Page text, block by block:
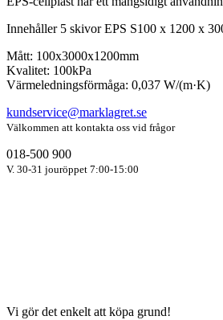
Innehåller 5 skivor EPS S100 x 1200 x
Mått: 100x3000x1200mm
Kvalitet: 100kPa
Värmeledningsförmåga: 0,037 W/(m·K)
kundservice@marklagret.se
Välkommen att kontakta oss vid frågor
018-500 900
V. 30-31 jouröppet 7:00-15:00
Vi gör det enkelt att köpa grund!